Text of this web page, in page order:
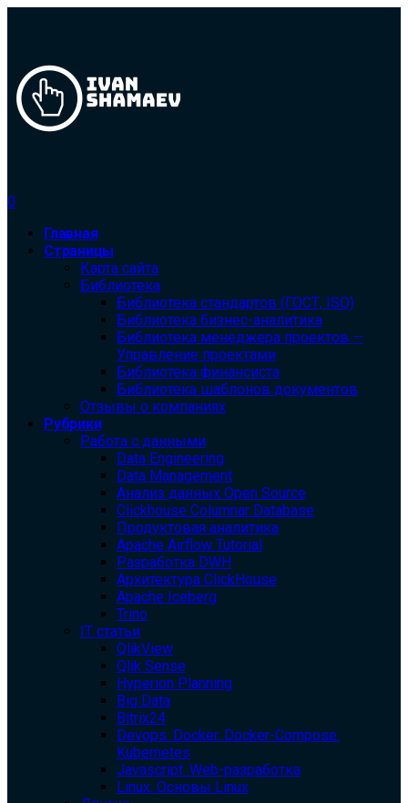
0
Главная
Страницы
Карта сайта
Библиотека
Библиотека cтандартов (ГОСТ, ISO)
Библиотека бизнес-аналитика
Библиотека менеджера проектов —
Управление проектами
Библиотека финансиста
Библиотека шаблонов документов
Отзывы о компаниях
Рубрики
Работа с данными
Data Engineering
Data Management
Анализ данных Open Source
Clickhouse Columnar Database
Продуктовая аналитика
Apache Airflow Tutorial
Разработка DWH
Архитектура ClickHouse
Apache Iceberg
Trino
IT статьи
QlikView
Qlik Sense
Hyperion Planning
Big Data
Bitrix24
Devops. Docker. Docker-Compose.
Kubernetes
Javascript. Web-разработка
Linux. Основы Linux